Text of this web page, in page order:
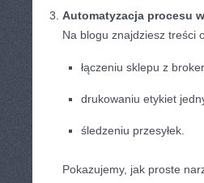
Automatyzacja procesu
Na blogu znajdziesz treści
łączeniu sklepu z
drukowaniu etykiet
śledzeniu przesyłek.
Pokazujemy, jak proste